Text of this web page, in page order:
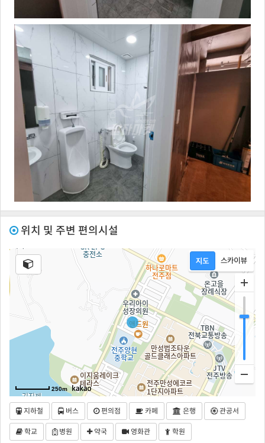
위치 및 주변 편의시설
250m
지하철 버스 편의점 카페 은행 관공서
학교 병원 약국 영화관 학원